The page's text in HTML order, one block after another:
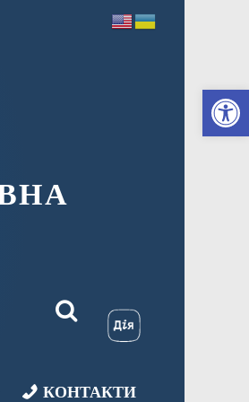
КОНТАКТИ